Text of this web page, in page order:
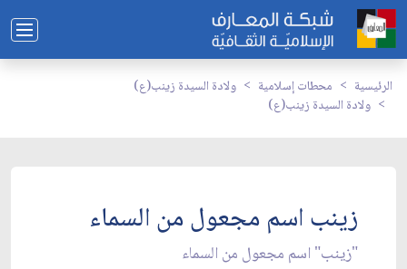
الرئيسية محطات إسلامية
ولادة السيدة زينب(ع)
ولادة السيدة زينب(ع)
زينب اسم مجعول من السماء
"زينب" اسم مجعول من السماء